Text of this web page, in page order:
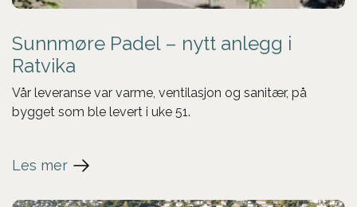
Sunnmøre Padel – nytt anlegg i
Ratvika
Vår leveranse var varme, ventilasjon og sanitær, på
bygget som ble levert i uke 51.
Les mer